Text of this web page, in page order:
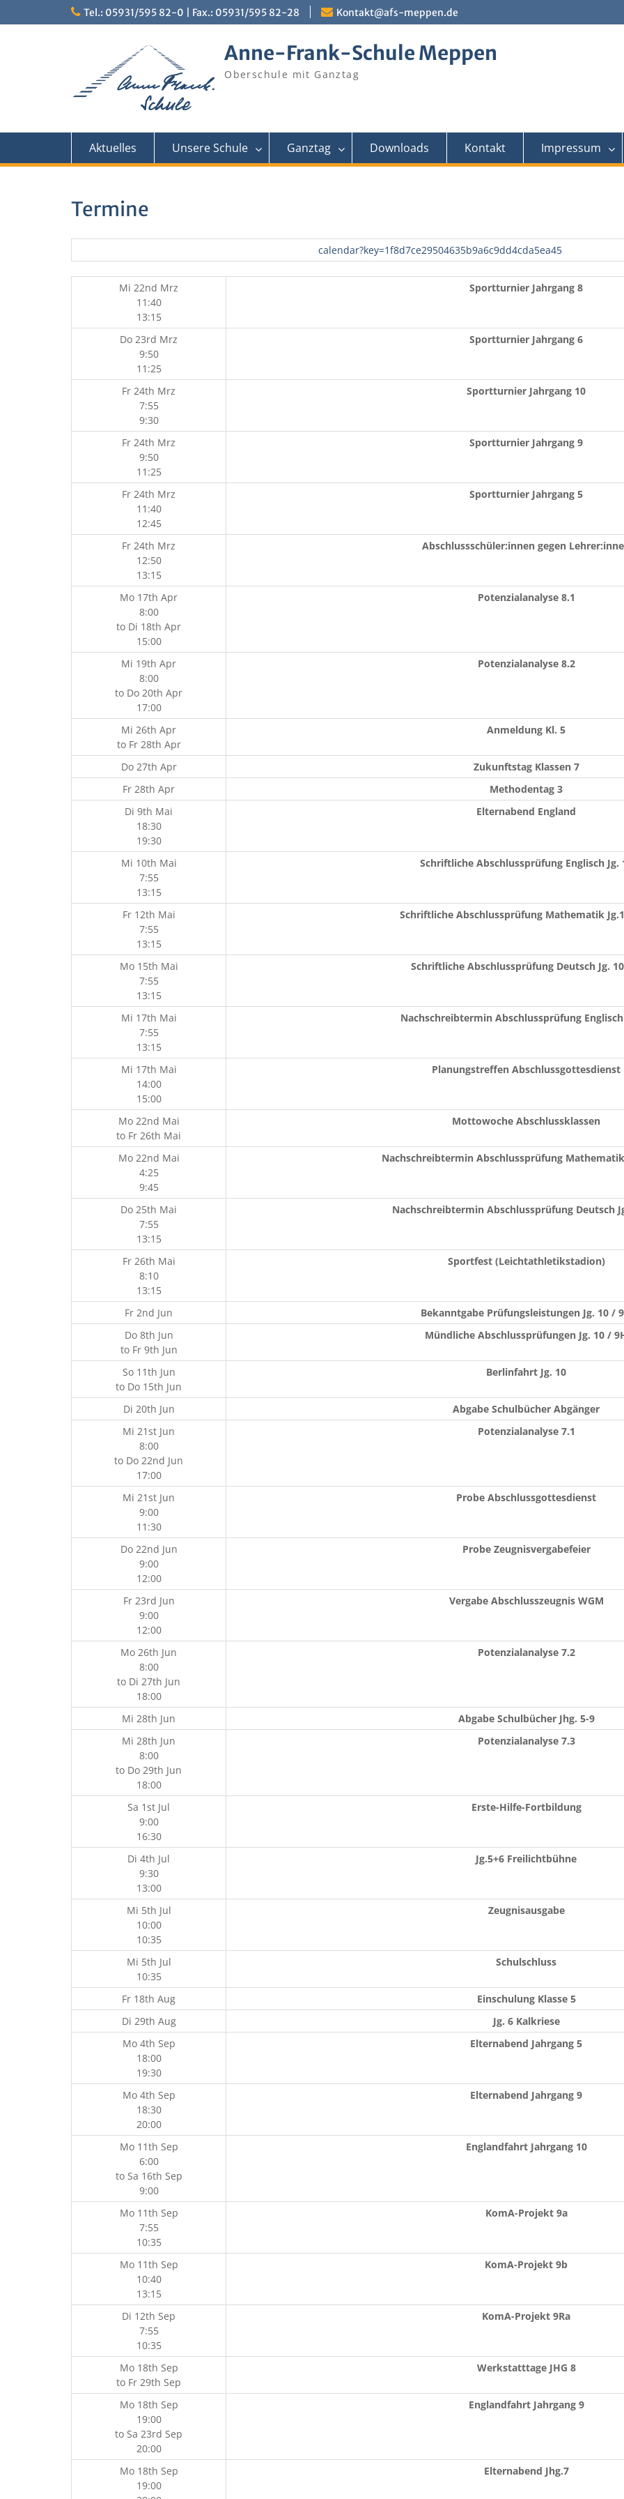
to
Tel.: 05931/595 82-0 | Fax.: 05931/595 82-28 Kontakt@afs-meppen.de
Anne-Frank-Schule Meppen
Oberschule mit Ganztag
Aktuelles Unsere Schule Ganztag Downloads Kontakt Impressum
Termine
calendar?key=1f8d7ce29504635b9a6c9dd4cda5ea45
Mi 22nd Mrz
11:40
13:15
Sportturnier Jahrgang 8
Do 23rd Mrz
9:50
11:25
Sportturnier Jahrgang 6
Fr 24th Mrz
7:55
9:30
Sportturnier Jahrgang 10
Fr 24th Mrz
9:50
11:25
Sportturnier Jahrgang 9
Fr 24th Mrz
11:40
12:45
Sportturnier Jahrgang 5
Fr 24th Mrz
12:50
13:15
Abschlussschüler:innen gegen
Mo 17th Apr
8:00
to Di 18th Apr
15:00
Potenzialanalyse 8.1
Mi 19th Apr
8:00
to Do 20th Apr
17:00
Potenzialanalyse 8.2
Mi 26th Apr
to Fr 28th Apr
Anmeldung Kl. 5
Do 27th Apr
Zukunftstag Klassen 7
Fr 28th Apr
Methodentag 3
Di 9th Mai
18:30
19:30
Elternabend England
Mi 10th Mai
7:55
13:15
Schriftliche Abschlussprüfung Englisch Jg.
Fr 12th Mai
7:55
13:15
Schriftliche Abschlussprüfung Mathematik
Mo 15th Mai
7:55
13:15
Schriftliche Abschlussprüfung Deutsch Jg.
Mi 17th Mai
7:55
13:15
Nachschreibtermin Abschlussprüfung Englisch
Mi 17th Mai
14:00
15:00
Planungstreffen Abschlussgottesdienst
Mo 22nd Mai
to Fr 26th Mai
Mottowoche Abschlussklassen
Mo 22nd Mai
4:25
9:45
Nachschreibtermin Abschlussprüfung
Do 25th Mai
7:55
13:15
Nachschreibtermin Abschlussprüfung Deutsch
Fr 26th Mai
8:10
13:15
Sportfest (Leichtathletikstadion)
Fr 2nd Jun
Bekanntgabe Prüfungsleistungen Jg. 10 /
Do 8th Jun
to Fr 9th Jun
Mündliche Abschlussprüfungen Jg. 10 /
So 11th Jun
to Do 15th Jun
Berlinfahrt Jg. 10
Di 20th Jun
Abgabe Schulbücher Abgänger
Mi 21st Jun
8:00
to Do 22nd Jun
17:00
Potenzialanalyse 7.1
Mi 21st Jun
9:00
11:30
Probe Abschlussgottesdienst
Do 22nd Jun
9:00
12:00
Probe Zeugnisvergabefeier
Fr 23rd Jun
9:00
12:00
Vergabe Abschlusszeugnis WGM
Mo 26th Jun
8:00
to Di 27th Jun
18:00
Potenzialanalyse 7.2
Mi 28th Jun
Abgabe Schulbücher Jhg. 5-9
Mi 28th Jun
8:00
to Do 29th Jun
18:00
Potenzialanalyse 7.3
Sa 1st Jul
9:00
16:30
Erste-Hilfe-Fortbildung
Di 4th Jul
9:30
13:00
Jg.5+6 Freilichtbühne
Mi 5th Jul
10:00
10:35
Zeugnisausgabe
Mi 5th Jul
10:35
Schulschluss
Fr 18th Aug
Einschulung Klasse 5
Di 29th Aug
Jg. 6 Kalkriese
Mo 4th Sep
18:00
19:30
Elternabend Jahrgang 5
Mo 4th Sep
18:30
20:00
Elternabend Jahrgang 9
Mo 11th Sep
6:00
to Sa 16th Sep
9:00
Englandfahrt Jahrgang 10
Mo 11th Sep
7:55
10:35
KomA-Projekt 9a
Mo 11th Sep
10:40
13:15
KomA-Projekt 9b
Di 12th Sep
7:55
10:35
KomA-Projekt 9Ra
Mo 18th Sep
to Fr 29th Sep
Werkstatttage JHG 8
Mo 18th Sep
19:00
to Sa 23rd Sep
20:00
Englandfahrt Jahrgang 9
Mo 18th Sep
19:00
Elternabend Jhg.7